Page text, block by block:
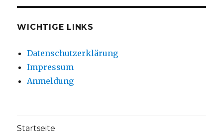
WICHTIGE LINKS
Datenschutzerklärung
Impressum
Anmeldung
Startseite